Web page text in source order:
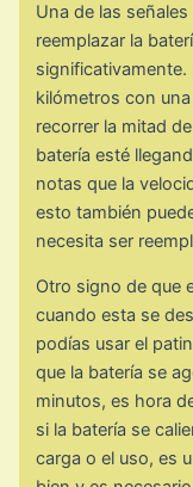
Una de las
reemplazar la
kilómetros con
recorrer la mitad
batería esté
notas que la
esto también
necesita ser
Otro signo de que
cuando esta se
podías usar el
que la batería se
minutos, es hora
si la batería se
carga o el uso, es